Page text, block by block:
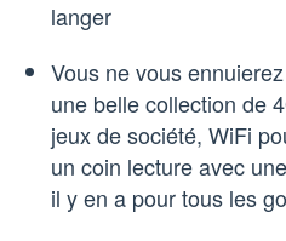
langer
Vous ne vous
une belle collection de
jeux de société, WiFi
un coin lecture avec
il y en a pour tous les